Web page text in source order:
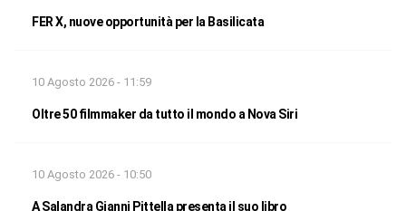
FER X, nuove opportunità per la Basilicata
10 Agosto 2026 - 11:59
Oltre 50 filmmaker da tutto il mondo a Nova Siri
10 Agosto 2026 - 10:50
A Salandra Gianni Pittella presenta il suo libro